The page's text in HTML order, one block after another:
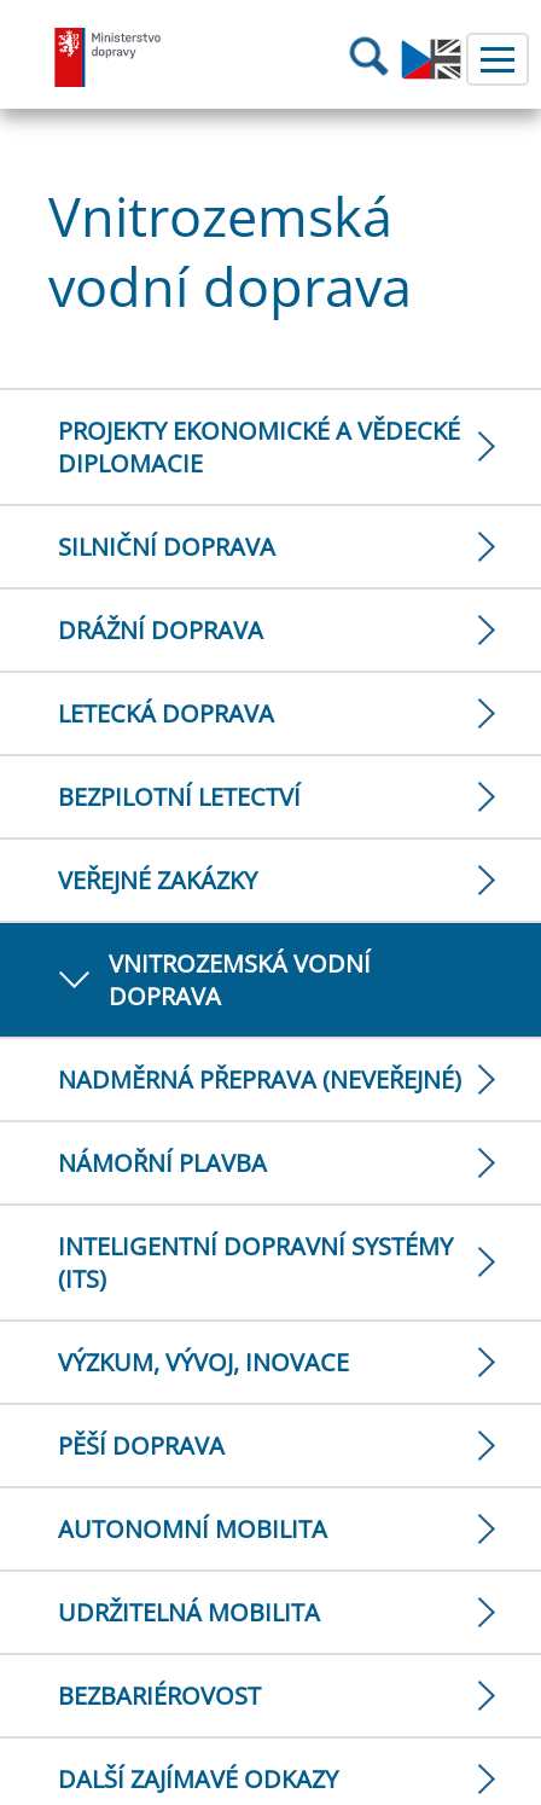
Ministerstvo dopravy Hledání
Vnitrozemská
vodní doprava
PROJEKTY EKONOMICKÉ A VĚDECKÉ
DIPLOMACIE
SILNIČNÍ DOPRAVA
DRÁŽNÍ DOPRAVA
LETECKÁ DOPRAVA
BEZPILOTNÍ LETECTVÍ
VEŘEJNÉ ZAKÁZKY
VNITROZEMSKÁ VODNÍ
DOPRAVA
NADMĚRNÁ PŘEPRAVA (NEVEŘEJNÉ)
NÁMOŘNÍ PLAVBA
INTELIGENTNÍ DOPRAVNÍ SYSTÉMY
(ITS)
VÝZKUM, VÝVOJ, INOVACE
PĚŠÍ DOPRAVA
AUTONOMNÍ MOBILITA
UDRŽITELNÁ MOBILITA
BEZBARIÉROVOST
DALŠÍ ZAJÍMAVÉ ODKAZY